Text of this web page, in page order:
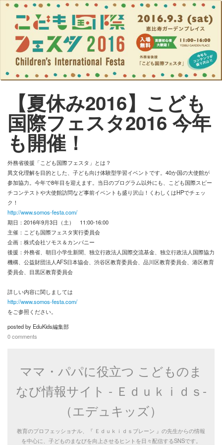
ママ・パパに役立つ こどものまなび情報サイト - Ｅｄｕｋｉｄｓ- （エデュキッズ）
ログイン
新規登録
HOT
NEW
TAGS
その他
このコミュニティについて
ヘルプ
利用規約
プライバシーポリシー
お問い合わせ
REVOLVER
【夏休み2016】こども
国際フェスタ2016 今年
も開催！
外務省後援「こども国際フェスタ」とは？
異文化理解を目的とした、子ども向け体験型学習イベントです。40か国の大使館が
参加協力。今年で8年目を迎えます。当日のプログラム以外にも、こども国際スピー
チコンテストや大使館訪問など事前イベントも盛り沢山！くわしくはHPでチェッ
ク！
http://www.somos-festa.com/
期日：2016年9月3日（土） 11:00-16:00
主催：こども国際フェスタ実行委員会
企画：株式会社ソモス＆カンパニー
後援：外務省、朝日小学生新聞、独立行政法人国際交流基金、独立行政法人国際協力
機構、公益財団法人AFS日本協会、渋谷区教育委員会、品川区教育委員会、港区教育
委員会、目黒区教育委員会
詳しい内容に関しましては
http://www.somos-festa.com/
をご参照ください。
posted by EduKids編集部
0 comments
ママ・パパに役立つ こどものま
なび情報サイト - Ｅｄｕｋｉｄｓ-
（エデュキッズ）
教育のプロフェッショナル、『 Ｅｄｕｋｉｄｓブレーン 』の先生からの情報
を中心に、子どものまなびを向上させるヒントを日々配信するSNSです。